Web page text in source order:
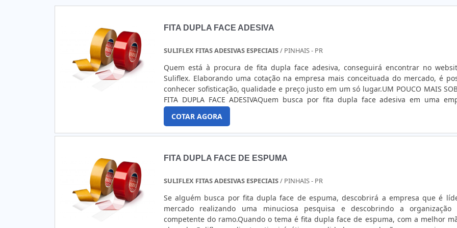
FITA DUPLA FACE ADESIVA
SULIFLEX FITAS ADESIVAS ESPECIAIS/ PINHAIS - PR
Quem está à procura de fita dupla face adesiva, conseguirá encontrar no
Suliflex. Elaborando uma cotação na empresa mais conceituada do mercado, é
conhecer sofisticação, qualidade e preço justo em um só lugar.UM POUCO MAIS
FITA DUPLA FACE ADESIVAQuem busca por fita dupla face adesiva em uma
altamente qualificada, descobre a Suliflex. A empresa trabalha com laminação de
adesivas especiais e corte de fitas adesivas especiais, disponibilizando tudo que
mais atual para garantir a qualidade final para cada cliente.Ainda focando em fita
qualidade e precisão, detalhes primordiais que são deixados de lado por
empresas que não focam na fidelização do cliente.É importante lembrar que o
qualidade e durabilidade dos materiais, além de evitar prejuízos com
frequentes de produtos que não cumprem com suas funções adequadamente.
possível poupar gastos desnecessários.Existem diversos motivos para a Suliflex
tornado destaque quando pensamos em uma empresa que entrega confiança e
COTAR AGORA
FITA DUPLA FACE DE ESPUMA
SULIFLEX FITAS ADESIVAS ESPECIAIS/ PINHAIS - PR
Se alguém busca por fita dupla face de espuma, descobrirá a empresa que é
mercado realizando uma minuciosa pesquisa e descobrindo a organização
competente do ramo.Quando o tema é fita dupla face de espuma, com a melhor